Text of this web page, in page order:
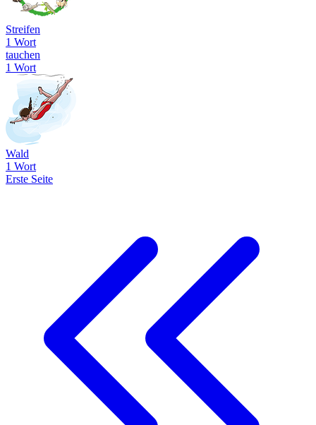
Streifen
1 Wort
tauchen
1 Wort
Wald
1 Wort
Erste Seite